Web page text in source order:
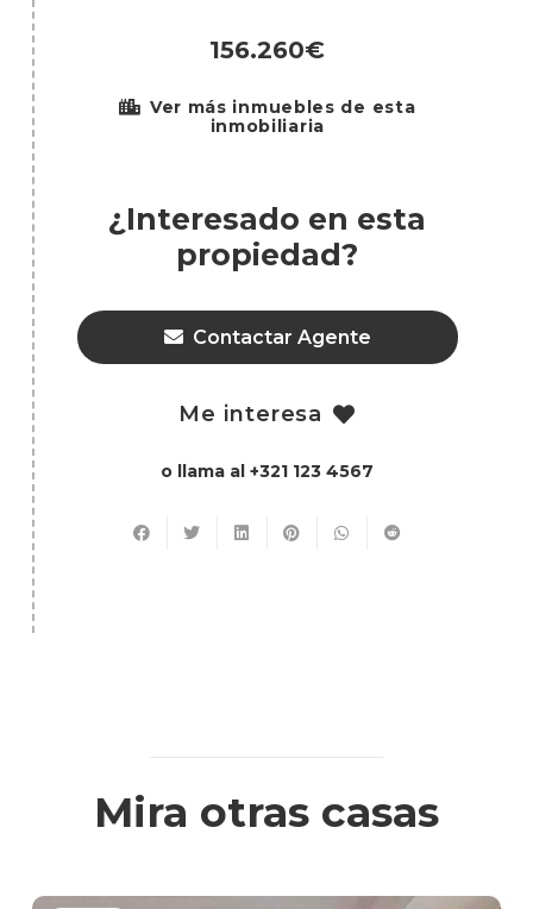
156.260€
Ver más inmuebles de esta
inmobiliaria
¿Interesado en esta
propiedad?
Contactar Agente
Me interesa
o llama al +321 123 4567
Mira otras casas